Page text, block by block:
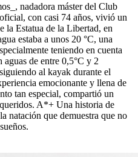
nadadora máster del Club
con casi 74 años, vivió un
la Estatua de la Libertad, en
estaba a unos 20 °C, una
teniendo en cuenta
aguas de entre 0,5°С y 2
al kayak durante el
emocionante y llena de
tan especial, compartió un
A*+ Una historia de
natación que demuestra que no